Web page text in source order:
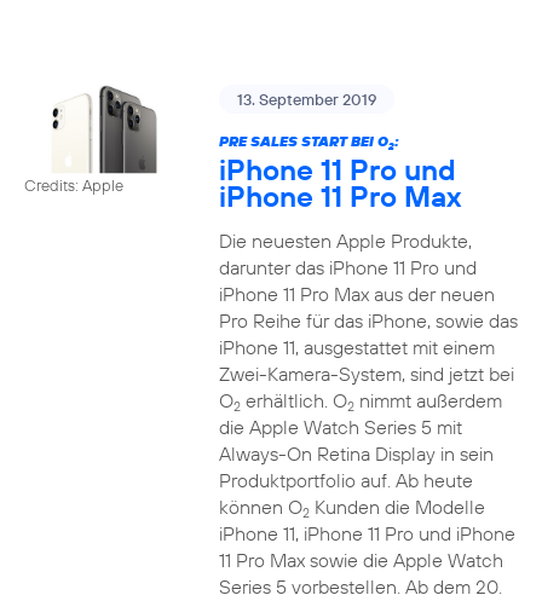
Credits: Apple
13. September 2019
PRE SALES START BEI O2:
iPhone 11 Pro und
iPhone 11 Pro Max
Die neuesten Apple Produkte,
darunter das iPhone 11 Pro und
iPhone 11 Pro Max aus der neuen
Pro Reihe für das iPhone, sowie das
iPhone 11, ausgestattet mit einem
Zwei-Kamera-System, sind jetzt bei
O2erhältlich. O2nimmt außerdem
die Apple Watch Series 5 mit
Always-On Retina Display in sein
Produktportfolio auf. Ab heute
können O2Kunden die Modelle
iPhone 11, iPhone 11 Pro und iPhone
11 Pro Max sowie die Apple Watch
Series 5 vorbestellen. Ab dem 20.